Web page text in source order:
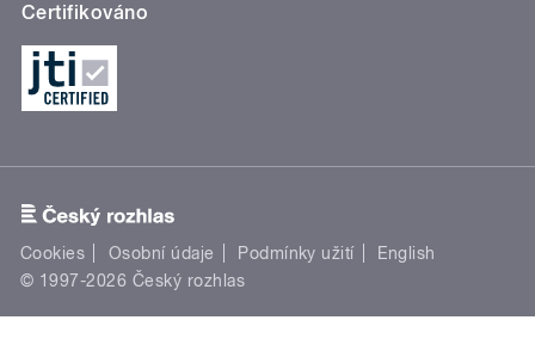
Certifikováno
Cookies Osobní údaje Podmínky užití
English
© 1997-2026 Český rozhlas